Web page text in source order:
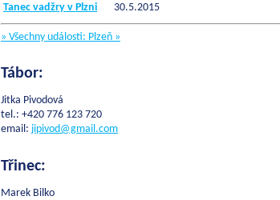
Tanec vadžry v Plzni
30.5.2015
» Všechny události: Plzeň »
Tábor:
Jitka Pivodová
tel.: +420 776 123 720
email: jipivod@gmail.com
Třinec:
Marek Bilko